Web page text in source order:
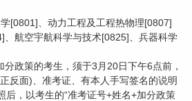
[0801]、动力工程及工程热物理[0807]
、航空宇航科学与技术[0825]、兵器科学
政策的考生，须于3月20日下午6点前，
反面)、准考证、有本人手写签名的说明
后，以考生的“准考证号+姓名+加分政策